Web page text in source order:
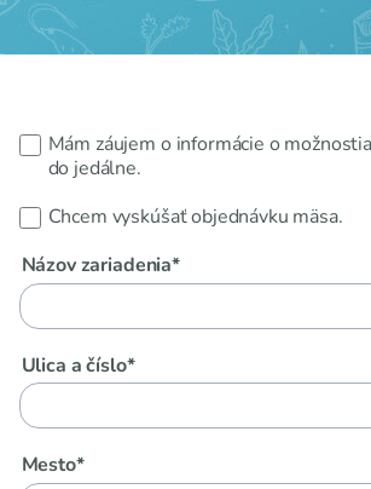
Mám záujem o informácie o
do jedálne.
Chcem vyskúšať objednávku mäsa.
Názov zariadenia*
Ulica a číslo*
Mesto*